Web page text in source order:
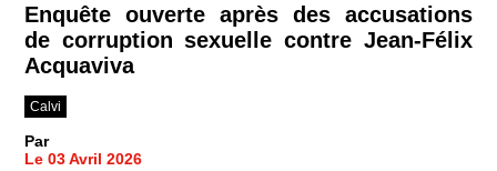
Enquête ouverte après des accusations
de corruption sexuelle contre Jean-Félix
Acquaviva
Calvi
Par
Le 03 Avril 2026